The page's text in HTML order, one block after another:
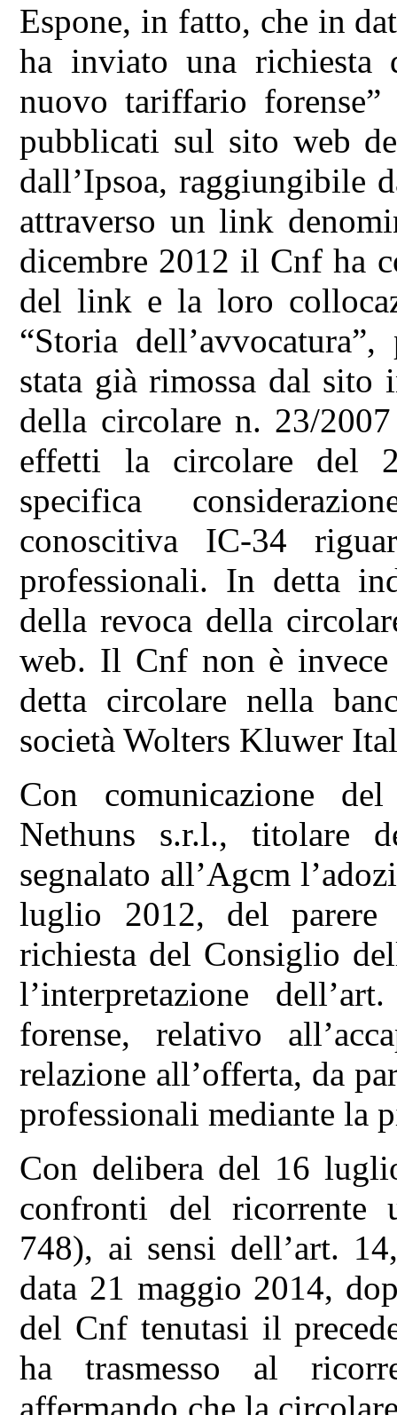
Espone, in fatto, che in
ha inviato una richiesta
nuovo tariffario
pubblicati sul sito web
dall’Ipsoa, raggiungibile
attraverso un link
dicembre 2012 il Cnf ha
del link e la loro
“Storia
stata già rimossa dal sito
della circolare n. 23/
effetti la circolare del
specifica
conoscitiva IC-34
professionali. In detta
della revoca della
web. Il Cnf non è invece
detta circolare nella
società Wolters Kluwer
Con comunicazione
Nethuns s.r.l., titolare
segnalato all’Agcm
luglio 2012, del
richiesta del Consiglio
l’interpretazione
forense, relativo
relazione all’offerta, da
professionali mediante la
Con delibera del 16
confronti del ricorrente
748), ai sensi dell’art.
data 21 maggio 2014,
del Cnf tenutasi il
ha trasmesso al
affermando che la